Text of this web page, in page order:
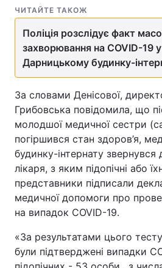
ЧИТАЙТЕ ТАКОЖ
Поліція розслідує факт
захворювання на COVID-19 у
Дарницькому будинку-
За словами Денісової,
Грибовська повідомила, що
молодшої медичної сестри
погіршився стан здоров’я,
будинку-інтернату звернувся
лікаря, з яким підопічні або
представники підписали
медичної допомоги про
на випадок COVID-19.
«За результатами цього
були підтверджені випадки